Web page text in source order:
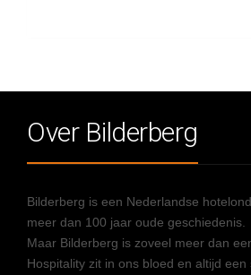
Over Bilderberg
Bilderberg is een Nederlandse
meer dan 100 jaar oude geschiedenis.
Maar Bilderberg is zoveel meer dan
Hospitality zit in ons bloed en altijd